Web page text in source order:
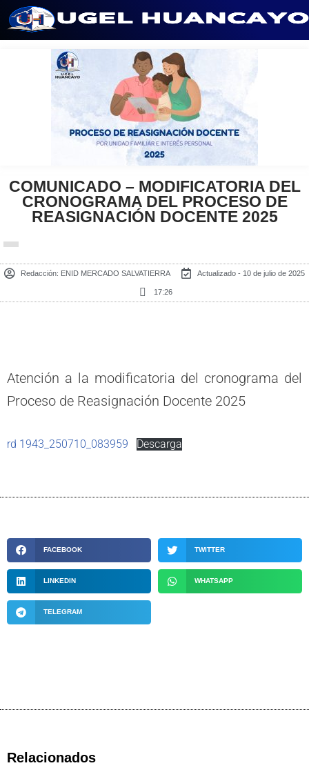
contenido
COMUNICADO – MODIFICATORIA DEL
CRONOGRAMA DEL PROCESO DE
REASIGNACIÓN DOCENTE 2025
Redacción: ENID MERCADO SALVATIERRA Actualizado - 10 de julio de 2025
17:26
Atención a la modificatoria del cronograma del
Proceso de Reasignación Docente 2025
rd 1943_250710_083959 Descarga
FACEBOOK TWITTER
LINKEDIN WHATSAPP
TELEGRAM
Relacionados